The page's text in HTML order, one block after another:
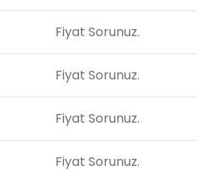
Fiyat Sorunuz.
Fiyat Sorunuz.
Fiyat Sorunuz.
Fiyat Sorunuz.